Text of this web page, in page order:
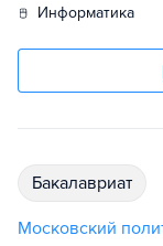
информатика
бакалавриат
Московский